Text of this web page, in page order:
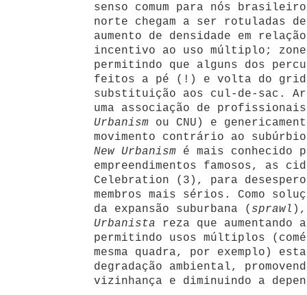
senso comum para nós
norte chegam a ser rotuladas
aumento de densidade em
incentivo ao uso múltiplo;
permitindo que alguns dos
feitos a pé (!) e volta do grid
substituição aos cul-de-sac.
uma associação de
Urbanism ou CNU) e
movimento contrário ao
New Urbanism é mais conhecido
empreendimentos famosos, as
Celebration (3), para
membros mais sérios. Como
da expansão suburbana ( sprawl
Urbanista reza que aumentando
permitindo usos múltiplos
mesma quadra, por exemplo)
degradação ambiental,
vizinhança e diminuindo a